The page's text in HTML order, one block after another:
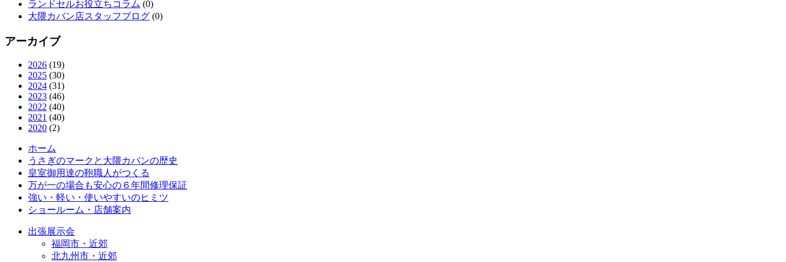
ランドセルお役立ちコラム (0)
大隈カバン店スタッフブログ (0)
アーカイブ
2026 (19)
2025 (30)
2024 (31)
2023 (46)
2022 (40)
2021 (40)
2020 (2)
ホーム
うさぎのマークと大隈カバンの歴史
皇室御用達の鞄職人がつくる
万が一の場合も安心の６年間修理保証
強い・軽い・使いやすいのヒミツ
ショールーム・店舗案内
出張展示会
福岡市・近郊
北九州市・近郊